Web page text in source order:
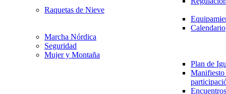
Raquetas de Nieve
Calendario
Marcha Nórdica
Seguridad
Mujer y Montaña
Plan de